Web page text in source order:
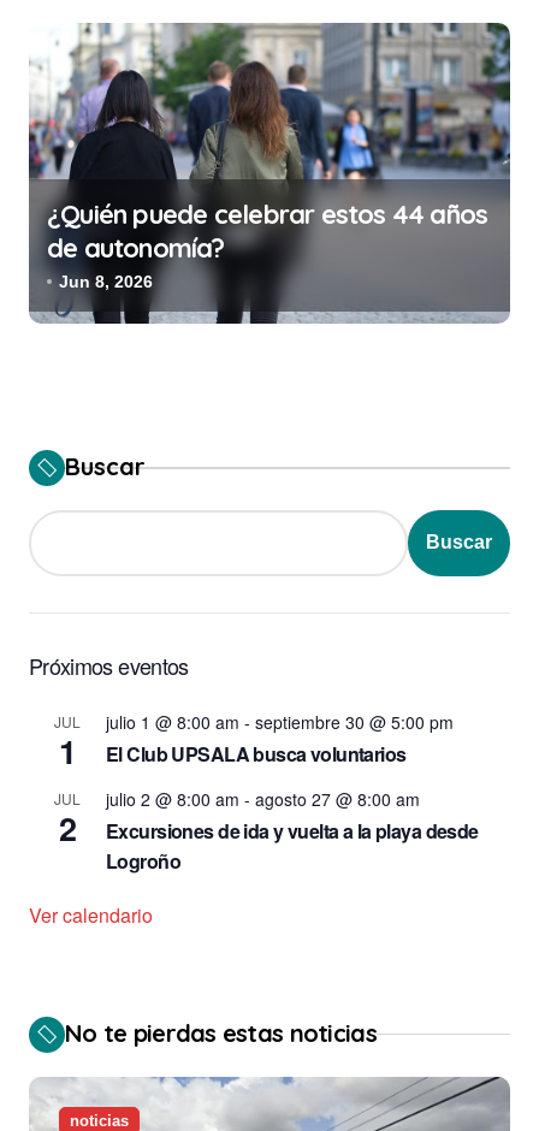
¿Quién puede celebrar estos 44 años
de autonomía?
Jun 8, 2026
Buscar
Buscar
Próximos eventos
JUL
1
julio 1 @ 8:00 am - septiembre 30 @ 5:00 pm
El Club UPSALA busca voluntarios
JUL
2
julio 2 @ 8:00 am - agosto 27 @ 8:00 am
Excursiones de ida y vuelta a la playa desde
Logroño
Ver calendario
No te pierdas estas noticias
noticias